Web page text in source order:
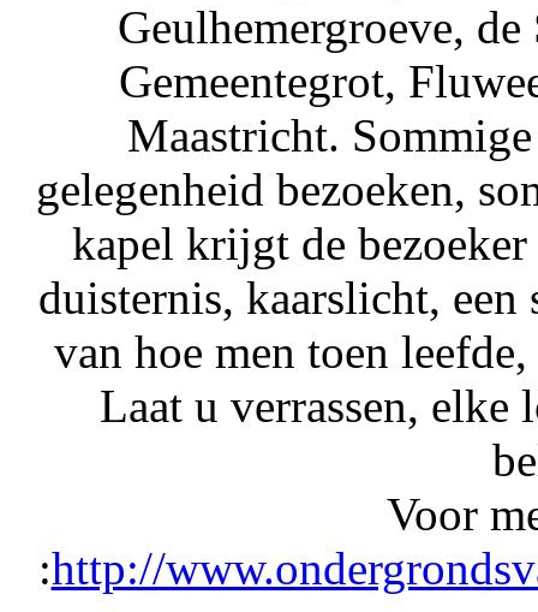
Geulhemergroeve,
Gemeentegrot,
Maastricht.
gelegenheid bezoeken,
kapel krijgt de
duisternis, kaarslicht, een
van hoe men toen
Laat u verrassen, elke
Voor
:http://